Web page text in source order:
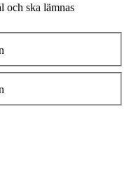
och ska lämnas